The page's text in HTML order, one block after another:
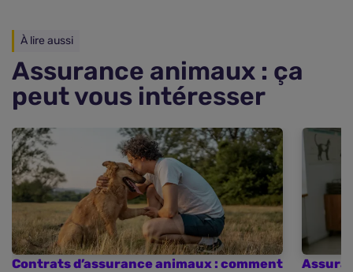
À lire aussi
Assurance animaux : ça
peut vous intéresser
Contrats d’assurance animaux : comment